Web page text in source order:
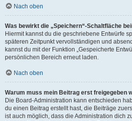
Nach oben
Was bewirkt die „Speichern“-Schaltfläche
Hiermit kannst du die geschriebene Entwürfe
späteren Zeitpunkt vervollständigen und
kannst du mit der Funktion „Gespeicherte
persönlichen Bereich erneut laden.
Nach oben
Warum muss mein Beitrag erst freigegeben
Die Board-Administration kann entschieden
du einen Beitrag erstellt hast, die Beiträge
ist auch möglich, dass die Administration dich